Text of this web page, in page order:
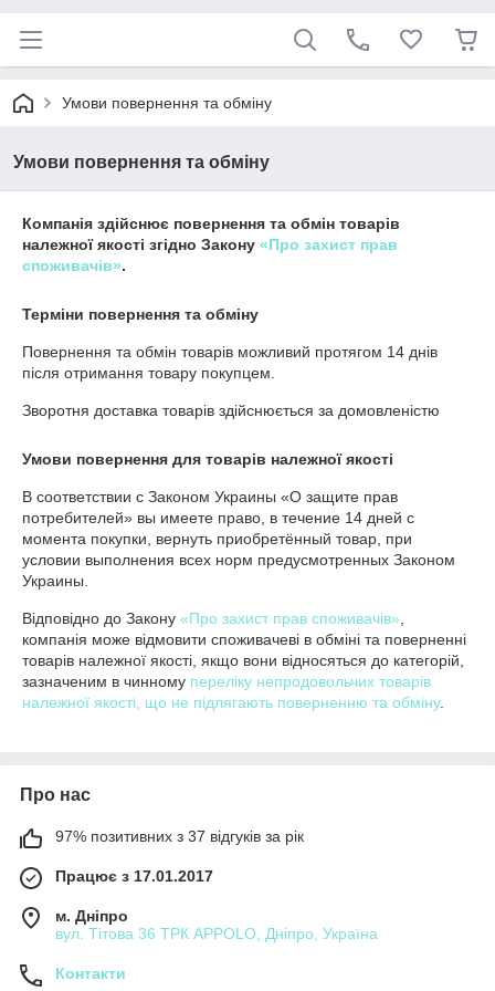
Умови повернення та обміну
Умови повернення та обміну
Компанія здійснює повернення та обмін товарів
належної якості згідно Закону «Про захист прав
споживачів».
Терміни повернення та обміну
Повернення та обмін товарів можливий протягом 14 днів
після отримання товару покупцем.
Зворотня доставка товарів здійснюється за домовленістю
Умови повернення для товарів належної якості
В соответствии с Законом Украины «О защите прав
потребителей» вы имеете право, в течение 14 дней с
момента покупки, вернуть приобретённый товар, при
условии выполнения всех норм предусмотренных Законом
Украины.
Відповідно до Закону «Про захист прав споживачів»
компанія може відмовити споживачеві в обміні та поверненні
товарів належної якості, якщо вони відносяться до категорій,
зазначеним в чинному переліку непродовольчих товарів
належної якості, що не підлягають поверненню та обміну.
Про нас
97% позитивних з 37 відгуків за рік
Працює з 17.01.2017
м. Дніпро
вул. Тітова 36 ТРК APPOLO, Дніпро, Україна
Контакти